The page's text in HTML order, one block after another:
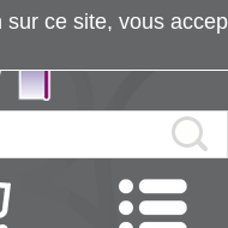
ce site, vous